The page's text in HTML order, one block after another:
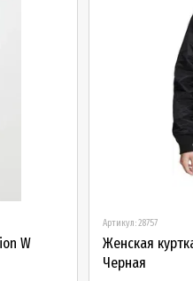
W
Артикул: 28757
Женская
Черная